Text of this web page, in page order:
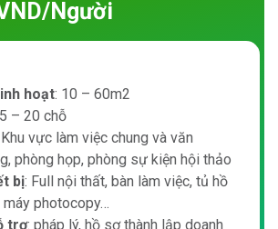
Người
hoạt: 10 – 60m2
– 20 chỗ
vực làm việc chung và văn
phòng họp, phòng sự kiện hội thảo
bị: Full nội thất, bàn làm việc, tủ hồ
máy photocopy…
trợ: pháp lý, hồ sơ thành lập doanh